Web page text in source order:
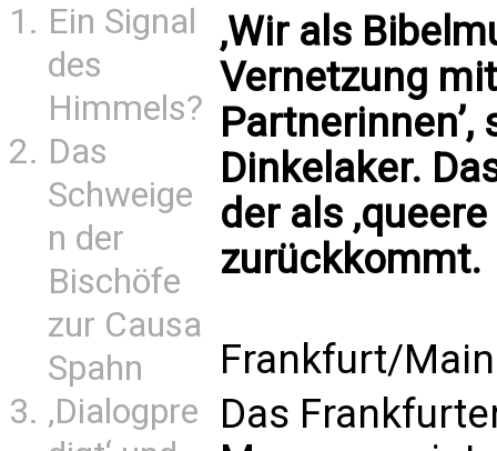
Ein Signal
des
Himmels?
Das
Schweige
n der
Bischöfe
zur Causa
Spahn
‚Dialogpre
‚Wir als
Vernetzung
Dinkelaker.
der als
zurückkommt.
Frankfurt/
Das